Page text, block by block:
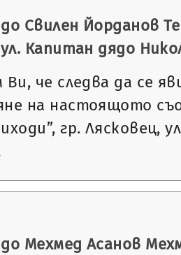
Свилен Йорданов
Капитан дядо
че следва да се
на настоящото
гр. Лясковец,
Мехмед Асанов